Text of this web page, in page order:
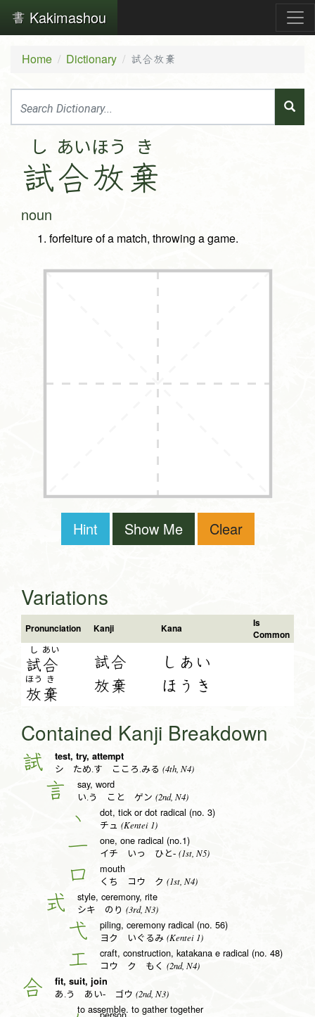
Kakimashou
Home Dictionary 試合放棄
し
試
あい
合
ほう
放
き
棄
noun
forfeiture of a match, throwing a game.
Hint Show Me Clear
Variations
Pronunciation Kanji Kana
Is
Common
し
試
あい
合
ほう
放
き
棄
試合
放棄
しあい
ほうき
Contained Kanji Breakdown
試 test, try, attempt
シ ため.す こころ.みる (4th, N4)
言 say, word
い.う こと ゲン (2nd, N4)
丶 dot, tick or dot radical (no. 3)
チュ (Kentei 1)
一 one, one radical (no.1)
イチ いっ ひと- (1st, N5)
口 mouth
くち コウ ク (1st, N4)
式 style, ceremony, rite
シキ のり (3rd, N3)
弋 piling, ceremony radical (no. 56)
ヨク いぐるみ (Kentei 1)
工 craft, construction, katakana e radical (no. 48)
コウ ク もく (2nd, N4)
合 fit, suit, join
あ.う あい- ゴウ (2nd, N3)
to assemble. to gather together